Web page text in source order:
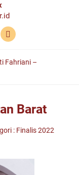
Fahriani –
Barat
: Finalis 2022